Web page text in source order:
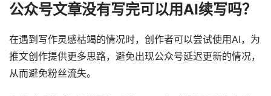
公众号文章没有写完可以用AI续写吗？
在遇到写作灵感枯竭的情况时，创作者可以尝试使用AI，为
推文创作提供更多思路，避免出现公众号延迟更新的情况，
从而避免粉丝流失。